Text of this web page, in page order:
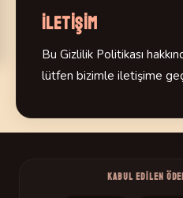
İletişim
Bu Gizlilik Politikası
lütfen bizimle iletişime
KABUL EDILEN